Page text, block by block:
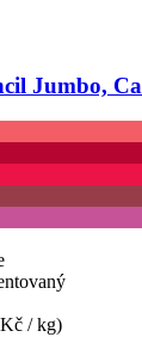
Jumbo,
/ kg)